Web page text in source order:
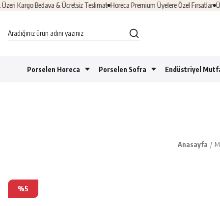
Kargo Bedava & Ücretsiz Teslimat Horeca Premium Üyelere Özel Fırsatlar Üye
Porselen Horeca Porselen Sofra Endüstriyel
Anasayfa
%5